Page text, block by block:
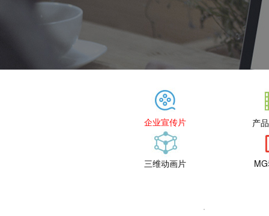
企业宣传片 产
三维动画片